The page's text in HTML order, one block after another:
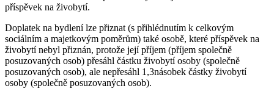
příspěvek na živobytí.
Doplatek na bydlení lze přiznat (s přihlédnutím k celkovým
sociálním a majetkovým poměrům) také osobě, které příspěvek na
živobytí nebyl přiznán, protože její příjem (příjem společně
posuzovaných osob) přesáhl částku živobytí osoby (společně
posuzovaných osob), ale nepřesáhl 1,3násobek částky živobytí
osoby (společně posuzovaných osob).